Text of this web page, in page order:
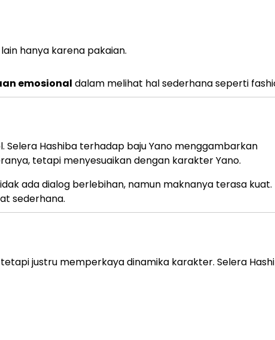
hanya karena pakaian.
emosional dalam melihat hal sederhana seperti
Selera Hashiba terhadap baju Yano menggambarkan
tetapi menyesuaikan dengan karakter Yano.
ada dialog berlebihan, namun maknanya terasa kuat.
sederhana.
justru memperkaya dinamika karakter. Selera